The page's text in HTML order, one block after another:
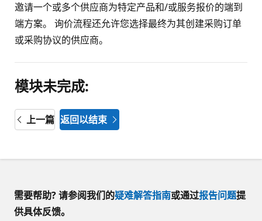
邀请一个或多个供应商为特定产品和/或服务报价的端到
端方案。 询价流程还允许您选择最终为其创建采购订单
或采购协议的供应商。
模块未完成:
上一篇 返回以结束
需要帮助? 请参阅我们的疑难解答指南或通过报告问题提
供具体反馈。